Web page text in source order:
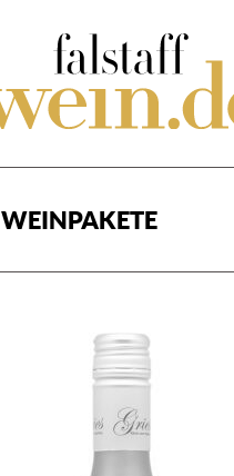
WEINPAKETE